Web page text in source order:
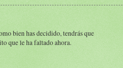
bien has decidido, tendrás que
que le ha faltado ahora.